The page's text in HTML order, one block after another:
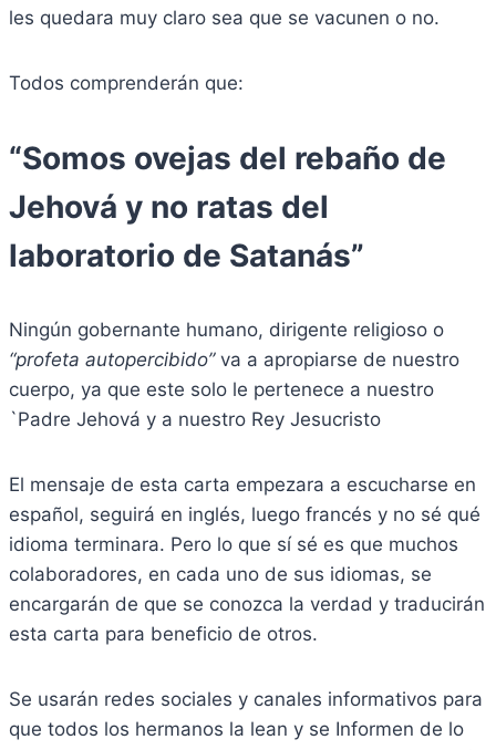
les quedara muy claro sea que se vacunen o no.
Todos comprenderán que:
“Somos ovejas del rebaño de
Jehová y no ratas del
laboratorio de Satanás”
Ningún gobernante humano, dirigente religioso o
“profeta autopercibido”va a apropiarse de nuestro
cuerpo, ya que este solo le pertenece a nuestro
`Padre Jehová y a nuestro Rey Jesucristo
El mensaje de esta carta empezara a escucharse en
español, seguirá en inglés, luego francés y no sé qué
idioma terminara. Pero lo que sí sé es que muchos
colaboradores, en cada uno de sus idiomas, se
encargarán de que se conozca la verdad y traducirán
esta carta para beneficio de otros.
Se usarán redes sociales y canales informativos para
que todos los hermanos la lean y se Informen de lo